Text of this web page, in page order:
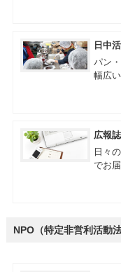
日中
パン
幅広
広報誌
日々
でお
NPO（特定非営利活動